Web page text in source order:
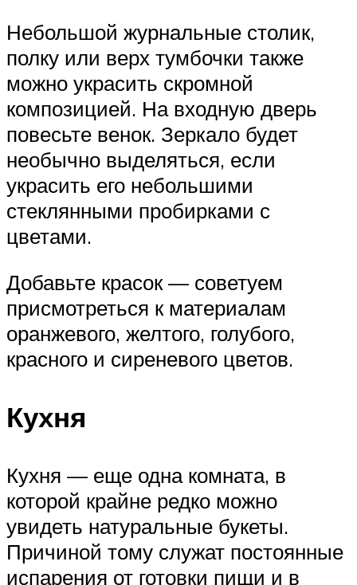
Небольшой журнальные столик,
полку или верх тумбочки также
можно украсить скромной
композицией. На входную дверь
повесьте венок. Зеркало будет
необычно выделяться, если
украсить его небольшими
стеклянными пробирками с
цветами.
Добавьте красок — советуем
присмотреться к материалам
оранжевого, желтого, голубого,
красного и сиреневого цветов.
Кухня
Кухня — еще одна комната, в
которой крайне редко можно
увидеть натуральные букеты.
Причиной тому служат постоянные
испарения от готовки пищи и в